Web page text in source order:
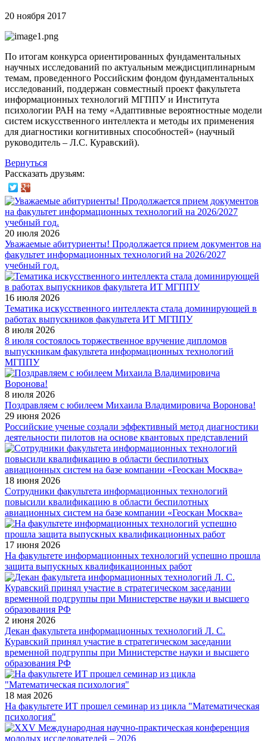
20 ноября 2017
По итогам конкурса ориентированных фундаментальных
научных исследований по актуальным междисциплинарным
темам, проведенного Российским фондом фундаментальных
исследований, поддержан совместный проект факультета
информационных технологий МГППУ и Института
психологии РАН на тему «Адаптивные вероятностные модели
систем искусственного интеллекта и методы их применения
для диагностики когнитивных способностей» (научный
руководитель – Л.С. Куравский).
Вернуться
Рассказать друзьям:
20 июля 2026
Уважаемые абитуриенты! Продолжается прием документов на
факультет информационных технологий на 2026/2027
учебный год.
16 июля 2026
Тематика искусственного интеллекта стала доминирующей в
работах выпускников факультета ИТ МГППУ
8 июля 2026
8 июля состоялось торжественное вручение дипломов
выпускникам факультета информационных технологий
МГППУ
8 июля 2026
Поздравляем с юбилеем Михаила Владимировича Воронова!
29 июня 2026
Российские ученые создали эффективный метод диагностики
деятельности пилотов на основе квантовых представлений
18 июня 2026
Сотрудники факультета информационных технологий
повысили квалификацию в области беспилотных
авиационных систем на базе компании «Геоскан Москва»
17 июня 2026
На факультете информационных технологий успешно прошла
защита выпускных квалификационных работ
2 июня 2026
Декан факультета информационных технологий Л. С.
Куравский принял участие в стратегическом заседании
временной подгруппы при Министерстве науки и высшего
образования РФ
18 мая 2026
На факультете ИТ прошел семинар из цикла "Математическая
психология"